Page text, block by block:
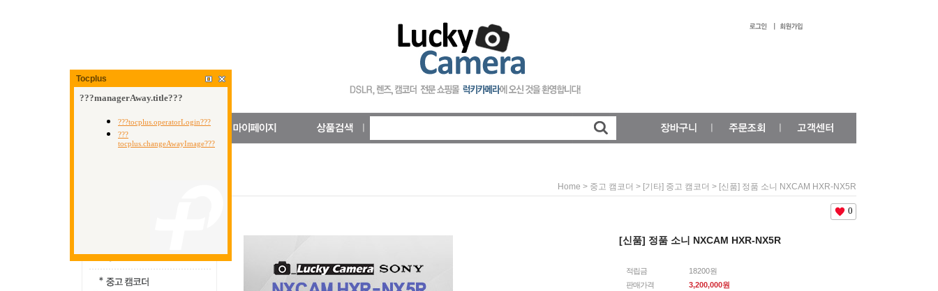
Home > 중고 캠코더 > [기타] 중고 캠코더 > [신품] 정품 소니 NXCAM HXR-NX5R
0
[신품] 정품 소니 NXCAM HXR-NX5R
적립금
18200원
판매가격
3,200,000원
Tocplus